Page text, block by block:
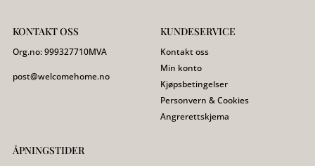
KONTAKT OSS
Org.no:999327710MVA
post@welcomehome.no
KUNDESERVICE
Kontakt oss
Min konto
Kjøpsbetingelser
Personvern & Cookies
Angrerettskjema
ÅPNINGSTIDER